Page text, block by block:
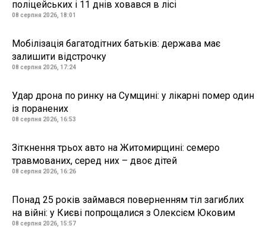
поліцейських і 11 днів ховався в лісі
08 серпня 2026, 18:01
Мобілізація багатодітних батьків: держава має
залишити відстрочку
08 серпня 2026, 17:24
Удар дрона по ринку на Сумщині: у лікарні помер один
із поранених
08 серпня 2026, 16:53
Зіткнення трьох авто на Житомирщині: семеро
травмованих, серед них – двоє дітей
08 серпня 2026, 16:26
Понад 25 років займався поверненням тіл загиблих
на війні: у Києві попрощалися з Олексієм Юковим
08 серпня 2026, 15:57